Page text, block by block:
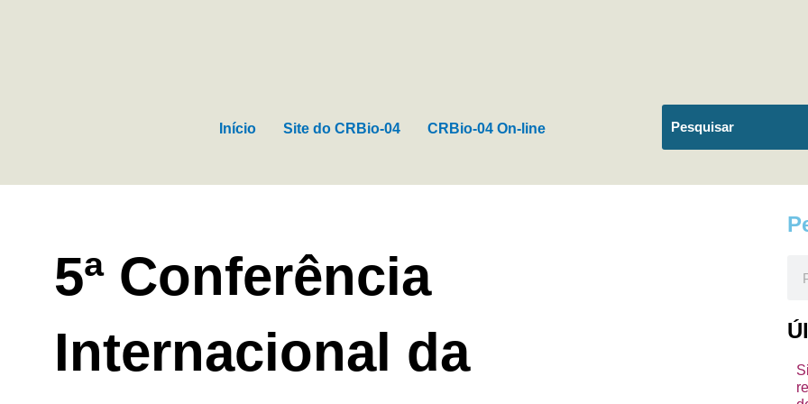
Início Site do CRBio-04 CRBio-04 On-line
5ª Conferência
Internacional da